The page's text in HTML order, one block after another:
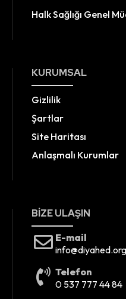
Halk Sağlığı Genel
KURUMSAL
Gizlilik
Şartlar
Site Haritası
Anlaşmalı Kurumlar
BIZE ULAŞIN
E-mail
Telefon
0 537 777 44 84